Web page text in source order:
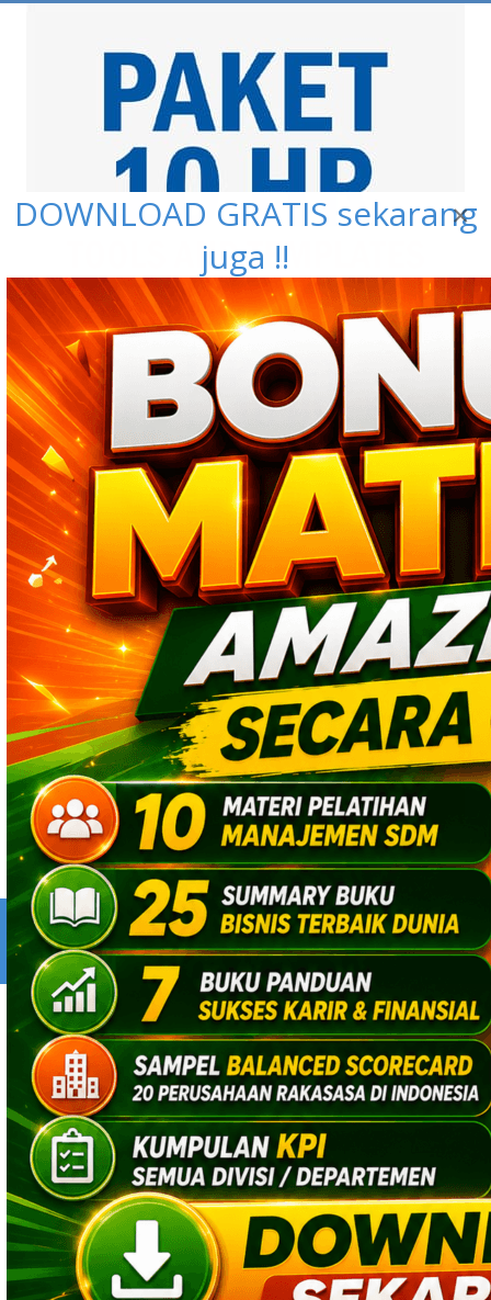
DOWNLOAD GRATIS sekarang
juga !!
×
© Blog Strategi + Manajemen